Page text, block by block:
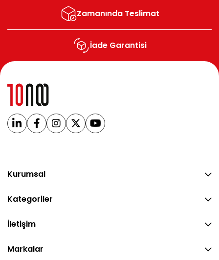
Zamanında Teslimat
İade Garantisi
Kurumsal
Kategoriler
İletişim
Markalar